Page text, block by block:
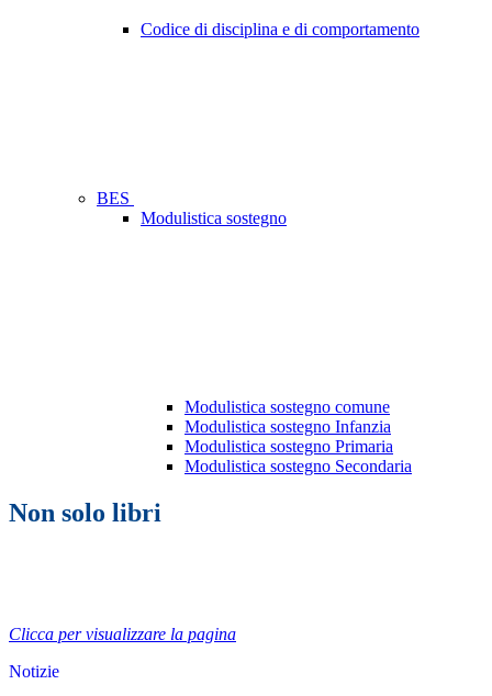
Codice di disciplina e di comportamento
BES
Modulistica sostegno
Modulistica sostegno comune
Modulistica sostegno Infanzia
Modulistica sostegno Primaria
Modulistica sostegno Secondaria
Non solo libri
Clicca per visualizzare la pagina
Notizie